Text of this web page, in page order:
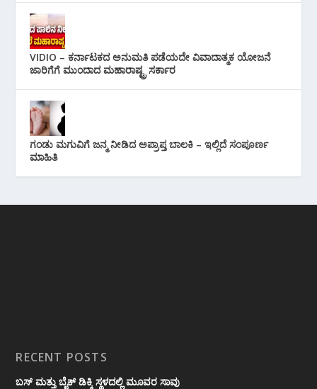
VIDIO – ಕರ್ನಾಟಕದ ಅನುಮತಿ ಪಡೆಯದೇ ವಿವಾದಾತ್ಮಕ ಯೋಜನೆ
ಜಾರಿಗೆಗೆ ಮುಂದಾದ ಮಹಾರಾಷ್ಟ್ರ ಸರ್ಕಾರ
ಗಂಡು ಮಗುವಿಗೆ ಜನ್ಮ ನೀಡಿದ ಅಪ್ರಾಪ್ತ ಬಾಲಕಿ – ಇಲ್ಲಿದೆ ಸಂಪೂರ್ಣ
ಮಾಹಿತಿ
RECENT POSTS
ಬಸ್ ಮತ್ತು ಬೈಕ್ ಡಿಕ್ಕಿ ಸ್ಥಳದಲ್ಲಿ ಮೂವರ ಸಾವು